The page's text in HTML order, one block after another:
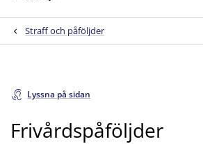
Straff och påföljder
Lyssna på sidan
Frivårdspåföljder